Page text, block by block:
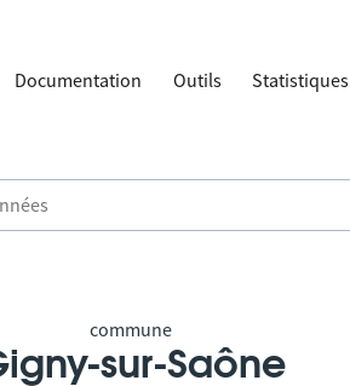
Documentation Outils Statistiques
commune
sur-Saône